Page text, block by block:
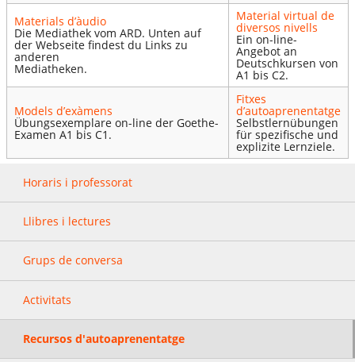
Materials d’àudio
Die Mediathek vom ARD. Unten auf
der Webseite findest du Links zu
anderen
Mediatheken.
Material virtual de
diversos nivells
Ein on-line-
Angebot an
Deutschkursen von
A1 bis C2.
Models d’exàmens
Übungsexemplare on-line der Goethe-
Examen A1 bis C1.
Fitxes
d’autoaprenentatge
Selbstlernübungen
für spezifische und
explizite Lernziele.
Horaris i professorat
Llibres i lectures
Grups de conversa
Activitats
Recursos d'autoaprenentatge